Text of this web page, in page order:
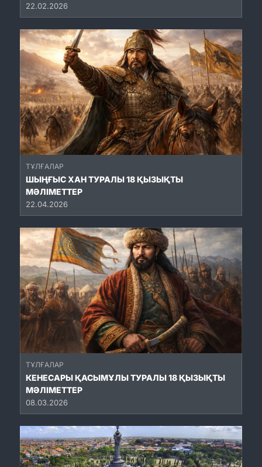
22.02.2026
ТҰЛҒАЛАР
ШЫҢҒЫС ХАН ТУРАЛЫ 18 ҚЫЗЫҚТЫ
МӘЛІМЕТТЕР
22.04.2026
ТҰЛҒАЛАР
КЕНЕСАРЫ ҚАСЫМҰЛЫ ТУРАЛЫ 18 ҚЫЗЫҚТЫ
МӘЛІМЕТТЕР
08.03.2026